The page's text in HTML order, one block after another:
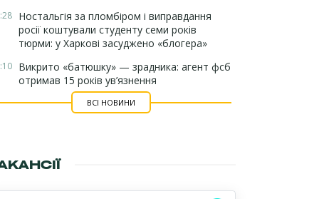
Ностальгія за пломбіром і виправдання
росії коштували студенту семи років
тюрми: у Харкові засуджено «блогера»
Викрито «батюшку» — зрадника: агент фсб
отримав 15 років ув’язнення
ВСІ НОВИНИ